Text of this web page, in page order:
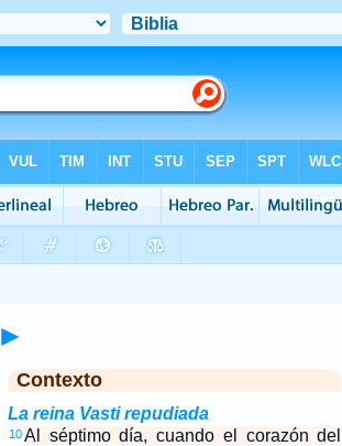
►
Contexto
La reina Vasti repudiada
10Al séptimo día, cuando el corazón del